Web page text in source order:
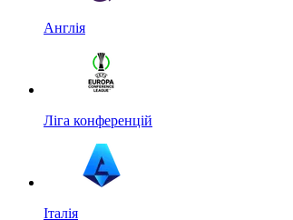
Англія
Ліга конференцій
Італія